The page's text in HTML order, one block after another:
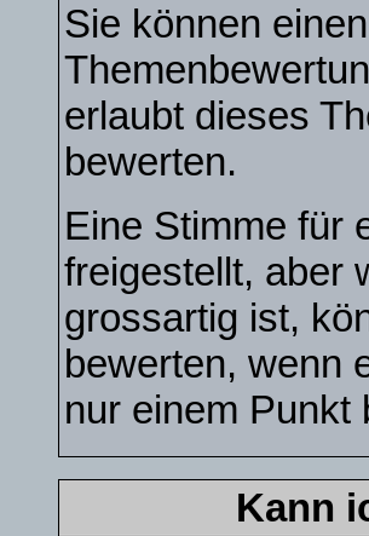
Sie können
erlaubt dieses
bewerten.
Eine Stimme für
freigestellt, aber
grossartig ist,
bewerten, wenn
nur einem Punkt
Kann